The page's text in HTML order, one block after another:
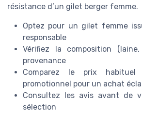
résistance d’un gilet berger femme.
Optez pour un gilet femme
responsable
Vérifiez la composition
provenance
Comparez le prix
promotionnel pour un achat
Consultez les avis avant de
sélection